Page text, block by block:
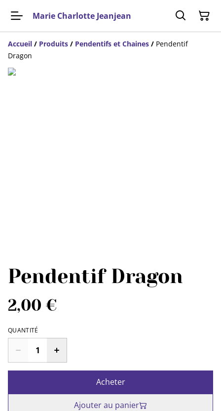
Marie Charlotte Jeanjean
Accueil / Produits / Pendentifs et Chaines / Pendentif
Dragon
Pendentif Dragon
2,00 €
QUANTITÉ
Acheter
Ajouter au panier